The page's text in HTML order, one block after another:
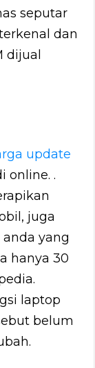
seputar
dan
dijual
update
online. .
juga
yang
hanya 30
laptop
belum